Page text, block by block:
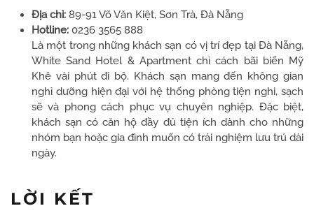
Địa chỉ: 89-91 Võ Văn Kiệt, Sơn Trà, Đà Nẵng
Hotline: 0236 3565 888
Là một trong những khách sạn có vị trí đẹp tại Đà Nẵng,
White Sand Hotel & Apartment chỉ cách bãi biển Mỹ
Khê vài phút đi bộ. Khách sạn mang đến không gian
nghỉ dưỡng hiện đại với hệ thống phòng tiện nghi, sạch
sẽ và phong cách phục vụ chuyên nghiệp. Đặc biệt,
khách sạn có căn hộ đầy đủ tiện ích dành cho những
nhóm bạn hoặc gia đình muốn có trải nghiệm lưu trú dài
ngày.
LỜI KẾT